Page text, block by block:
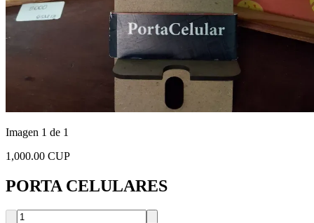
Imagen 1 de 1
1,000.00 CUP
PORTA CELULARES